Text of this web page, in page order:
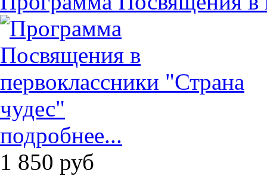
подробнее...
1 850 руб